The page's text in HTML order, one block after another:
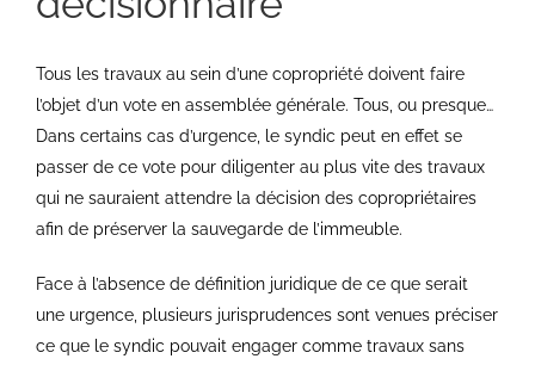
Tous les travaux au sein d’une copropriété doivent faire
l’objet d’un vote en assemblée générale. Tous, ou presque…
Dans certains cas d’urgence, le syndic peut en effet se
passer de ce vote pour diligenter au plus vite des travaux
qui ne sauraient attendre la décision des copropriétaires
afin de préserver la sauvegarde de l’immeuble.
Face à l’absence de définition juridique de ce que serait
une urgence, plusieurs jurisprudences sont venues préciser
ce que le syndic pouvait engager comme travaux sans